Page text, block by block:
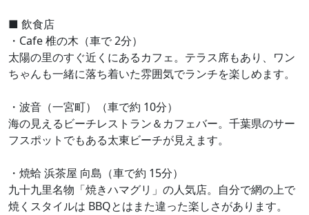
■ 飲食店
・Cafe 椎の木（車で 2分）
太陽の里のすぐ近くにあるカフェ。テラス席もあり、ワン
ちゃんも一緒に落ち着いた雰囲気でランチを楽しめます。
・波音（一宮町）（車で約 10分）
海の見えるビーチレストラン＆カフェバー。千葉県のサー
フスポットでもある太東ビーチが見えます。
・焼蛤 浜茶屋 向島（車で約 15分）
九十九里名物「焼きハマグリ」の人気店。自分で網の上で
焼くスタイルは BBQとはまた違った楽しさがあります。